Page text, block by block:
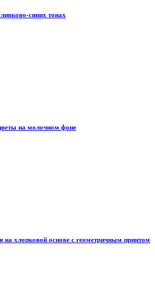
синих тонах
на молочном фоне
хлопковой основе с геометричным принтом